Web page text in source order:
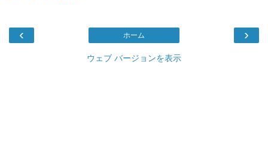
‹ ›
ホーム
ウェブ バージョンを表示